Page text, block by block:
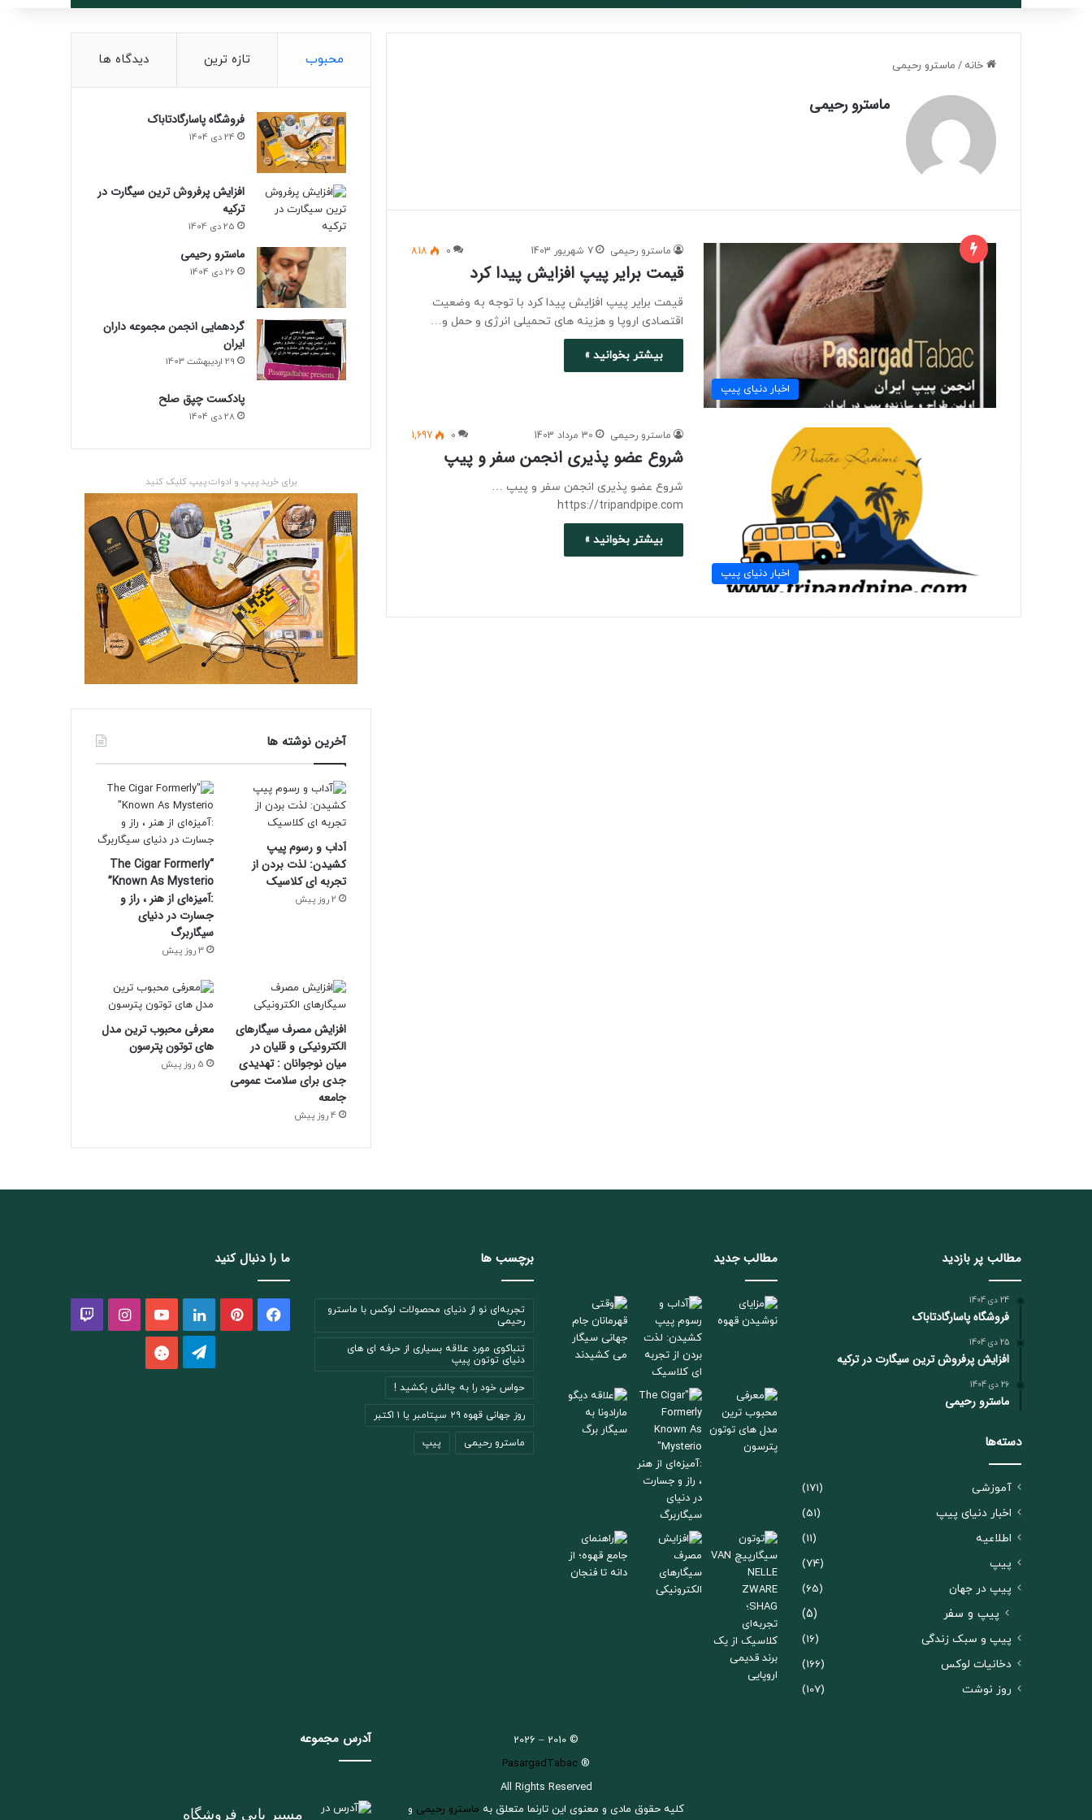
خانه / ماسترو رحیمی
ماسترو رحیمی
اخبار دنیای پیپ
ماسترو رحیمی 7 شهریور 1403 0
818
قیمت برایر پیپ افزایش پیدا کرد
قیمت برایر پیپ افزایش پیدا کرد با توجه به وضعیت
اقتصادی اروپا و هزینه های تحمیلی انرژی و حمل و…
بیشتر بخوانید »
اخبار دنیای پیپ
ماسترو رحیمی 30 مرداد 1403 0
1,697
شروع عضو پذیری انجمن سفر و پیپ
شروع عضو پذیری انجمن سفر و پیپ …
https://tripandpipe.com
بیشتر بخوانید »
محبوب تازه ترین دیدگاه ها
0%
فروشگاه پاسارگادتاباک
24 دی 1404
افزایش پرفروش ترین سیگارت در
ترکیه
25 دی 1404
ماسترو رحیمی
26 دی 1404
گردهمایی انجمن مجموعه داران
ایران
29 اردیبهشت 1403
پادکست چپق صلح
28 دی 1404
برای خرید پیپ و ادوات پیپ کلیک کنید
آخرین نوشته ها
آداب و رسوم پیپ
کشیدن: لذت بردن از
تجربه ای کلاسیک
2 روز پیش
“The Cigar Formerly
Known As Mysterio”
:آمیزه‌ای از هنر ، راز و
جسارت در دنیای
سیگاربرگ
3 روز پیش
افزایش مصرف سیگارهای
الکترونیکی و قلیان در
میان نوجوانان : تهدیدی
جدی برای سلامت عمومی
جامعه
4 روز پیش
معرفی محبوب ترین مدل
های توتون پترسون
5 روز پیش
مطالب پر بازدید
24 دی 1404
فروشگاه پاسارگادتاباک
25 دی 1404
افزایش پرفروش ترین سیگارت در ترکیه
26 دی 1404
ماسترو رحیمی
دسته‌ها
آموزشی
(171)
اخبار دنیای پیپ
(51)
اطلاعیه
(11)
پیپ
(74)
پیپ در جهان
(65)
پیپ و سفر (5)
پیپ و سبک زندگی
(16)
دخانیات لوکس
(166)
روز نوشت
(107)
مطالب جدید برچسب ها
تجربه‌ای نو از دنیای محصولات لوکس با ماسترو
رحیمی
تنباکوی مورد علاقه بسیاری از حرفه ای های
دنیای توتون پیپ
حواس خود را به چالش بکشید !
روز جهانی قهوه ۲۹ سپتامبر یا ۱ اکتبر
ماسترو رحیمی پیپ
ما را دنبال کنید
فیسبوکپینتریستلینکداین یوتیوب اینستاگرام
تلگرام
© 2010 – 2026
®
PasargadTabac
All Rights Reserved
كليه حقوق مادی و معنوی اين تارنما متعلق به ماسترو رحیمی و
آدرس مجموعه
مسیر یابی فروشگاه